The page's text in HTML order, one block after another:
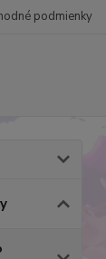
podmienky